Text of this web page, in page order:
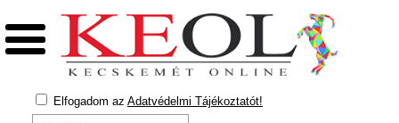
Elfogadom az Adatvédelmi Tájékoztatót!